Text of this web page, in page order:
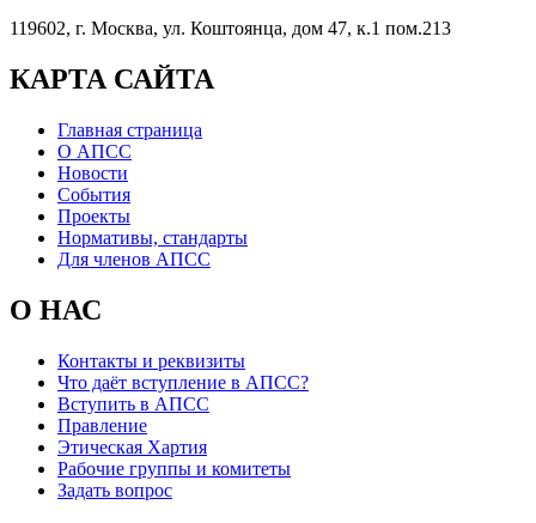
119602, г. Москва, ул. Коштоянца, дом 47, к.1 пом.213
КАРТА САЙТА
Главная страница
О АПСС
Новости
События
Проекты
Нормативы, стандарты
Для членов АПСС
О НАС
Контакты и реквизиты
Что даёт вступление в АПСС?
Вступить в АПСС
Правление
Этическая Хартия
Рабочие группы и комитеты
Задать вопрос